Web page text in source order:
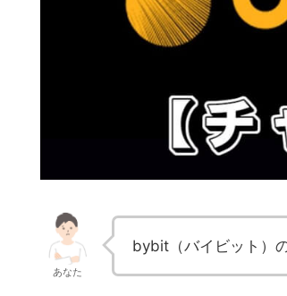
あなた
bybit（バイビット）